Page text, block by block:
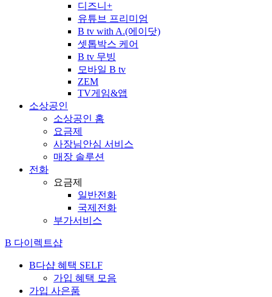
디즈니+
유튜브 프리미엄
B tv with A.(에이닷)
셋톱박스 케어
B tv 무빙
모바일 B tv
ZEM
TV게임&앱
소상공인
소상공인 홈
요금제
사장님안심 서비스
매장 솔루션
전화
요금제
일반전화
국제전화
부가서비스
B 다이렉트샵
B다샵 혜택 SELF
가입 혜택 모음
가입 사은품